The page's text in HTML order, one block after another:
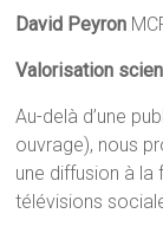
David Peyron
Valorisation
Au-delà d’une
ouvrage), nous
une diffusion à la
télévisions